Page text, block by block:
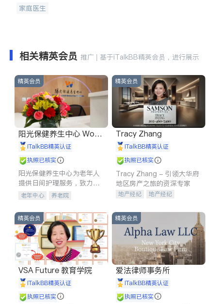
家庭医生
相关精英会员 推广 | 基于iTalkBB精英会员，进行展示
精英会员
阳光保健养生中心 World
shine
iTalkBB精英认证
执照已核实
阳光保健养生中心为老年人
提供日间护理服务，致力于
通过持续的护理创新来有效
老年中心 养老院
精英会员
Tracy Zhang
iTalkBB精英认证
执照已核实
Tracy Zhang - 引领大华府
地区房产之旅的资深专家
地产经纪
地产经纪
商铺租售
精英会员
VSA Future 教育学院
iTalkBB精英认证
执照已核实
精英会员
爱法律师事务所
iTalkBB精英认证
执照已核实